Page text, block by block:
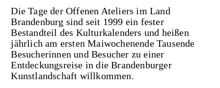
Die Tage der Offenen Ateliers im Land
Brandenburg sind seit 1999 ein fester
Bestandteil des Kulturkalenders und heißen
jährlich am ersten Maiwochenende Tausende
Besucherinnen und Besucher zu einer
Entdeckungsreise in die Brandenburger
Kunstlandschaft willkommen.